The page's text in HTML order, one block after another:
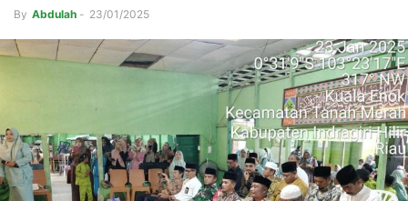
By Abdulah - 23/01/2025